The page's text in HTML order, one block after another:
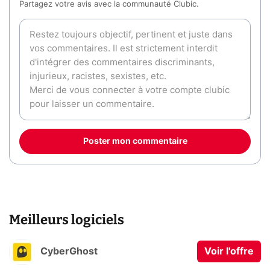
Partagez votre avis avec la communauté Clubic.
Poster mon commentaire
Meilleurs logiciels
CyberGhost Voir l'offre